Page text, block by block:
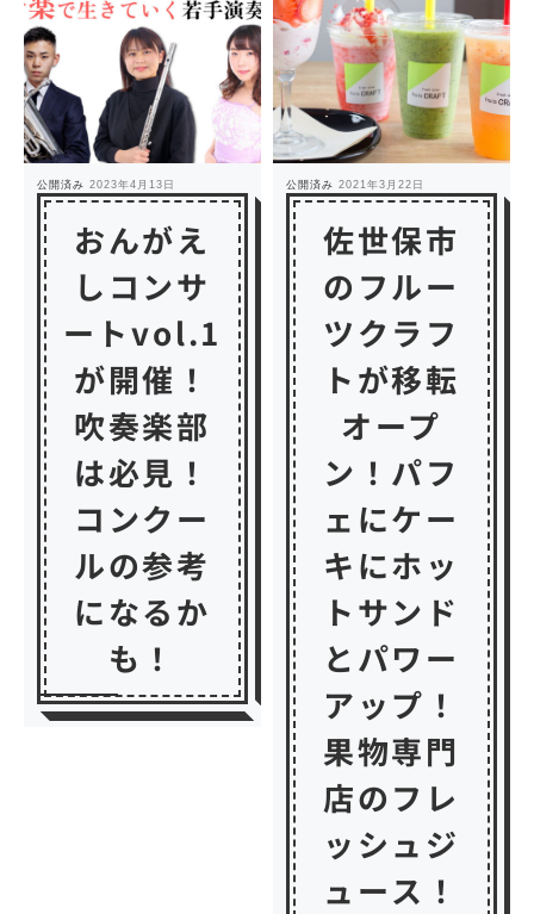
公開済み 2023年4月13日
おんがえ
しコンサ
ートvol.1
が開催！
吹奏楽部
は必見！
コンクー
ルの参考
になるか
も！
公開済み 2021年3月22日
佐世保市
のフルー
ツクラフ
トが移転
オープ
ン！パフ
ェにケー
キにホッ
トサンド
とパワー
アップ！
果物専門
店のフレ
ッシュジ
ュース！